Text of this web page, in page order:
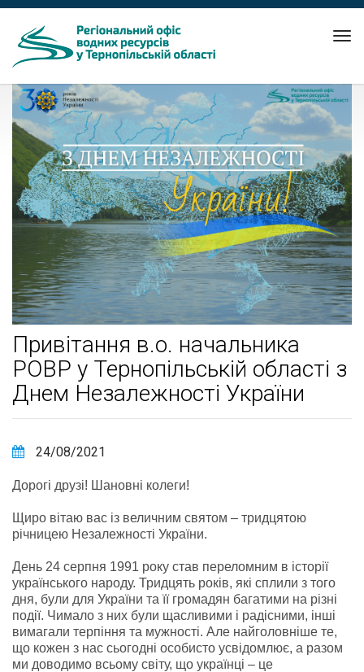
Привітання в.о. начальника
РОВР у Тернопільській області з
Днем Незалежності України
24/08/2021
Дорогі друзі! Шановні колеги!
Щиро вітаю вас із величним святом – тридцятою
річницею Незалежності України.
День 24 серпня 1991 року став переломним в історії
українського народу. Тридцять років, які сплили з того
дня, були для України та її громадян багатими на різні
події. Чимало з них були щасливими і радісними, інші
вимагали терпіння та мужності. Але найголовніше те,
що кожен з нас сьогодні особисто усвідомлює, а разом
ми доводимо всьому світу, що українці – це